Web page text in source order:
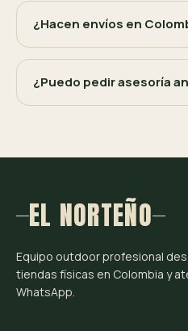
¿Hacen envíos en
¿Puedo pedir asesoría
EL NORTEÑO
Equipo outdoor profesional
tiendas físicas en Colombia y
WhatsApp.